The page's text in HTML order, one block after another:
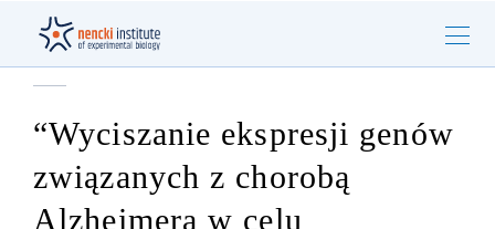
“Wyciszanie ekspresji genów
związanych z chorobą
Alzheimera w celu